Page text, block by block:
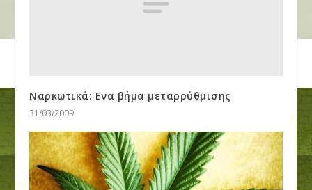
Ναρκωτικά: Ενα βήμα μεταρρύθμισης
31/03/2009